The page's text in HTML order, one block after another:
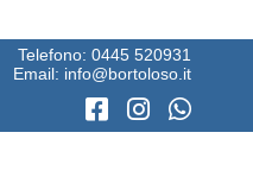
Telefono: 0445 520931
Email: info@bortoloso.it